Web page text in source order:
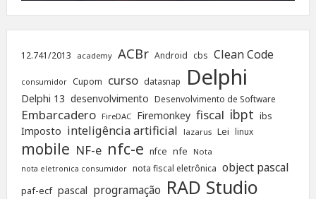
12.741/2013 academy ACBr Android cbs Clean Code
consumidor Cupom curso datasnap Delphi
Delphi 13 desenvolvimento Desenvolvimento de Software
Embarcadero FireDAC Firemonkey fiscal ibpt ibs
Imposto inteligência artificial lazarus Lei linux
mobile NF-e nfc-e nfce nfe Nota
nota eletronica consumidor nota fiscal eletrônica object pascal
paf-ecf pascal programação RAD Studio